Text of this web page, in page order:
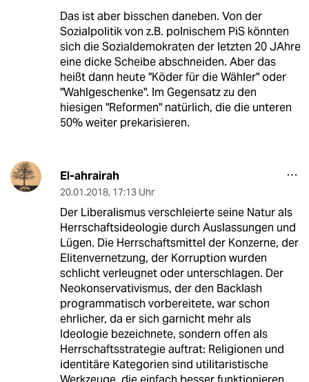
Das ist aber bisschen daneben. Von der
Sozialpolitik von z.B. polnischem PiS könnten
sich die Sozialdemokraten der letzten 20 JAhre
eine dicke Scheibe abschneiden. Aber das
heißt dann heute "Köder für die Wähler" oder
"Wahlgeschenke". Im Gegensatz zu den
hiesigen "Reformen" natürlich, die die unteren
50% weiter prekarisieren.
El-ahrairah
20.01.2018, 17:13 Uhr
Der Liberalismus verschleierte seine Natur als
Herrschaftsideologie durch Auslassungen und
Lügen. Die Herrschaftsmittel der Konzerne, der
Elitenvernetzung, der Korruption wurden
schlicht verleugnet oder unterschlagen. Der
Neokonservativismus, der den Backlash
programmatisch vorbereitete, war schon
ehrlicher, da er sich garnicht mehr als
Ideologie bezeichnete, sondern offen als
Herrschaftsstrategie auftrat: Religionen und
identitäre Kategorien sind utilitaristische